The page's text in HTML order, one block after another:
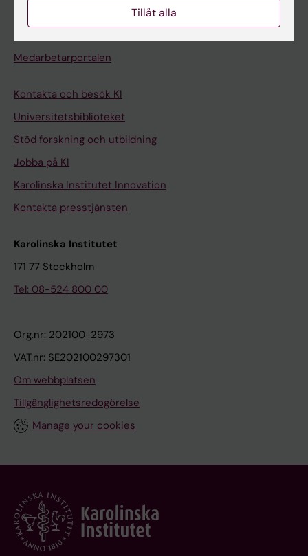
Medarbetarportalen
Kontakta och besök KI
Universitetsbiblioteket
Stöd forskning och utbildning
Jobba på KI
Karolinska Institutet Innovation
Kontakta presstjänsten
Karolinska Institutet
171 77 Stockholm
Tel: 08-524 800 00
Org.nr: 202100-2973
VAT.nr: SE202100297301
Om webbplatsen
Tillgänglighetsredogörelse
Manage your cookies
Tillåt alla